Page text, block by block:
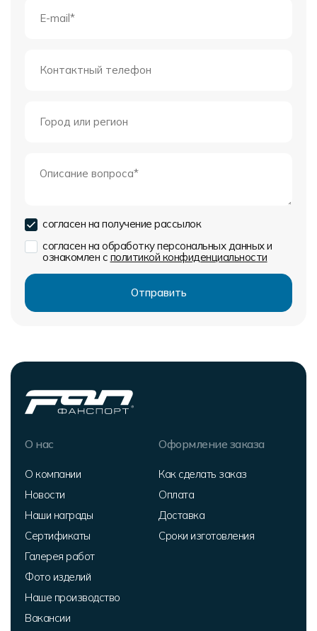
согласен на получение рассылок
согласен на обработку персональных данных и
ознакомлен с политикой конфиденциальности
О нас
О компании
Новости
Наши награды
Сертификаты
Галерея работ
Фото изделий
Наше производство
Вакансии
Оформление заказа
Как сделать заказ
Оплата
Доставка
Сроки изготовления